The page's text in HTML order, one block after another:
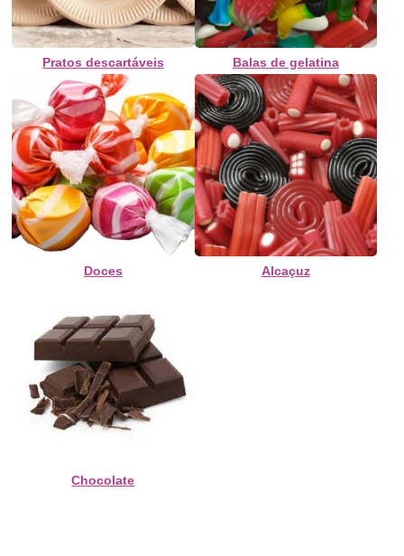
Pratos descartáveis Balas de gelatina
Doces Alcaçuz
Chocolate